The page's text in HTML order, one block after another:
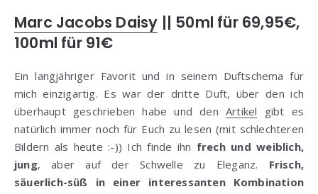
Marc Jacobs Daisy || 50ml für 69,95€,
100ml für 91€
Ein langjähriger Favorit und in seinem Duftschema für
mich einzigartig. Es war der dritte Duft, über den ich
überhaupt geschrieben habe und den Artikel gibt es
natürlich immer noch für Euch zu lesen (mit schlechteren
Bildern als heute :-)) Ich finde ihn frech und weiblich,
jung, aber auf der Schwelle zu Eleganz. Frisch,
säuerlich-süß in einer interessanten Kombination